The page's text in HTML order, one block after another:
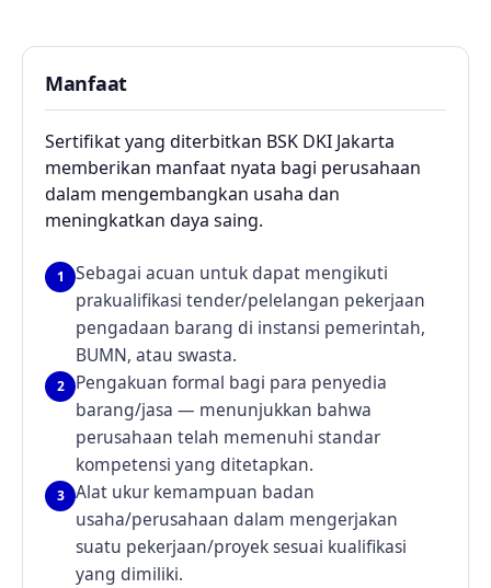
Manfaat
Sertifikat yang diterbitkan BSK DKI Jakarta
memberikan manfaat nyata bagi perusahaan
dalam mengembangkan usaha dan
meningkatkan daya saing.
1
Sebagai acuan untuk dapat mengikuti
prakualifikasi tender/pelelangan pekerjaan
pengadaan barang di instansi pemerintah,
BUMN, atau swasta.
2
Pengakuan formal bagi para penyedia
barang/jasa — menunjukkan bahwa
perusahaan telah memenuhi standar
kompetensi yang ditetapkan.
3
Alat ukur kemampuan badan
usaha/perusahaan dalam mengerjakan
suatu pekerjaan/proyek sesuai kualifikasi
yang dimiliki.